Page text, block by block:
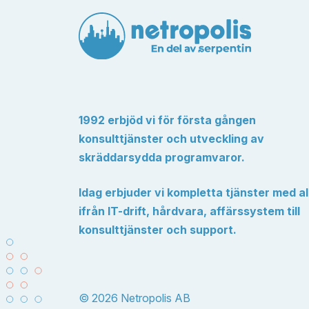
1992 erbjöd vi för första gången
konsulttjänster och utveckling av
skräddarsydda programvaror.
Idag erbjuder vi kompletta tjänster med
ifrån IT-drift, hårdvara, affärssystem till
konsulttjänster och support.
© 2026 Netropolis AB